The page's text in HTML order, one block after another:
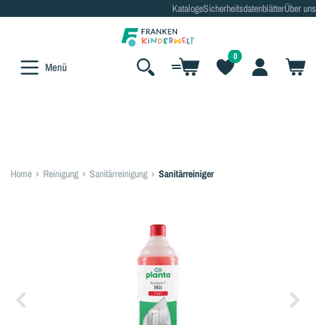
springen KatalogeSicherheitsdatenblätterÜber uns
Menü
0
Home Reinigung Sanitärreinigung Sanitärreiniger